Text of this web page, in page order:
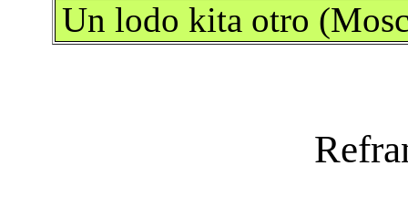
Un lodo kita otro